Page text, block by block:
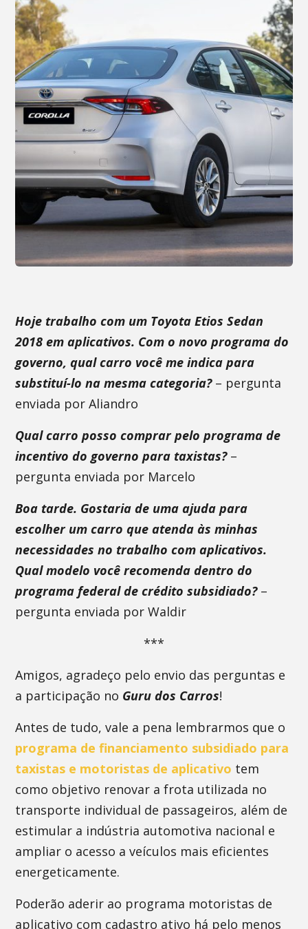
Hoje trabalho com um Toyota Etios Sedan
2018 em aplicativos. Com o novo programa do
governo, qual carro você me indica para
substituí-lo na mesma categoria?– pergunta
enviada por Aliandro
Qual carro posso comprar pelo programa de
incentivo do governo para taxistas?–
pergunta enviada por Marcelo
Boa tarde. Gostaria de uma ajuda para
escolher um carro que atenda às minhas
necessidades no trabalho com aplicativos.
Qual modelo você recomenda dentro do
programa federal de crédito subsidiado?–
pergunta enviada por Waldir
***
Amigos, agradeço pelo envio das perguntas e
a participação no Guru dos Carros!
Antes de tudo, vale a pena lembrarmos que o
programa de financiamento subsidiado para
taxistas e motoristas de aplicativo tem
como objetivo renovar a frota utilizada no
transporte individual de passageiros, além de
estimular a indústria automotiva nacional e
ampliar o acesso a veículos mais eficientes
energeticamente.
Poderão aderir ao programa motoristas de
aplicativo com cadastro ativo há pelo menos